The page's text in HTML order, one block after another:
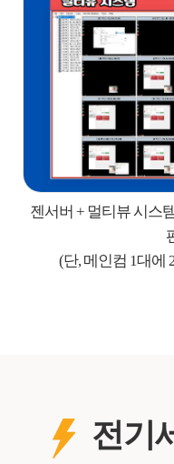
젠서버 + 멀티뷰 시스
(단, 메인컴 1대에
전기